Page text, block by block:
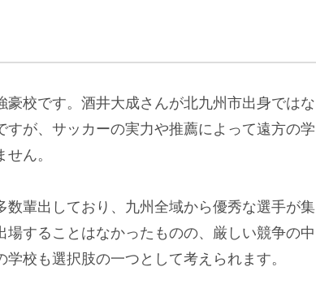
豪校です。酒井大成さんが北九州市出身ではな
が、サッカーの実力や推薦によって遠方の学
ん。
輩出しており、九州全域から優秀な選手が集
することはなかったものの、厳しい競争の中
校も選択肢の一つとして考えられます。